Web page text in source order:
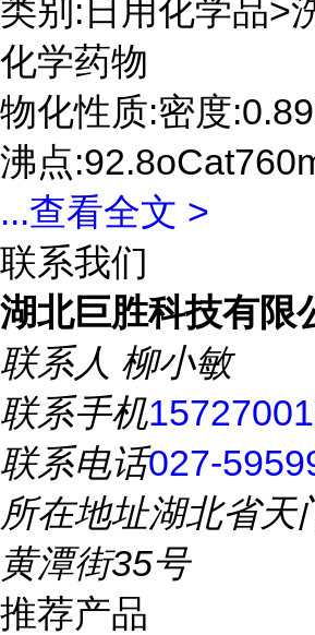
类别:日用化学品>
化学药物
物化性质:密度
沸点
...查看全文 >
联系我们
湖北巨胜科技有限
联系人 柳小敏
联系手机
联系电话027-
所在地址湖北省天
黄潭街35号
推荐产品